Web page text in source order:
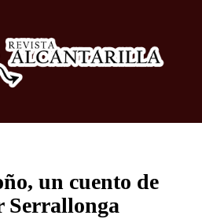
un cuento de
Serrallonga